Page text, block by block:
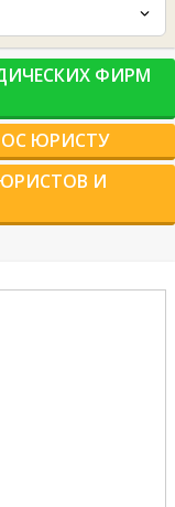
ФИРМ
ЮРИСТУ
И